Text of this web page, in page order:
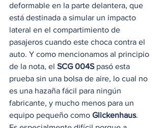
deformable en la parte delantera, que
está destinada a simular un impacto
lateral en el compartimiento de
pasajeros cuando este choca contra el
auto. Y como mencionamos al principio
de la nota, el SCG 004S pasó esta
prueba sin una bolsa de aire, lo cual no
es una hazaña fácil para ningún
fabricante, y mucho menos para un
equipo pequeño como Glickenhaus.